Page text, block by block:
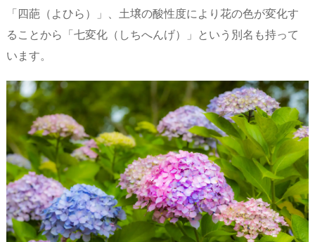
「四葩（よひら）」、土壌の酸性度により花の色が変化す
ることから「七変化（しちへんげ）」という別名も持って
います。